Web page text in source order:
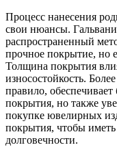
Процесс нанесения
свои нюансы.
распространенный
прочное покрытие, но
Толщина покрытия
износостойкость.
правило,
покрытия, но также
покупке ювелирных
покрытия, чтобы иметь
долговечности.